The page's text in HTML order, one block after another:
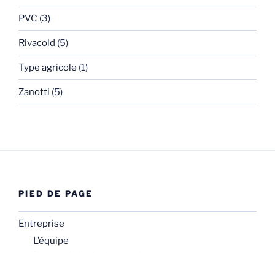
PVC (3)
Rivacold (5)
Type agricole (1)
Zanotti (5)
PIED DE PAGE
Entreprise
L’équipe